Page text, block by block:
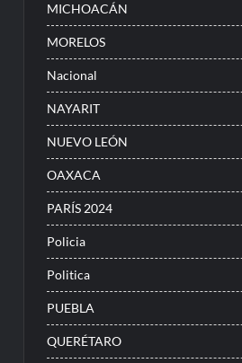
MICHOACÁN
MORELOS
Nacional
NAYARIT
NUEVO LEÓN
OAXACA
PARÍS 2024
Policia
Politica
PUEBLA
QUERÉTARO